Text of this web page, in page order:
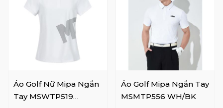
Áo Golf Nữ Mipa Ngắn
Tay MSWTP519
Áo Golf Mipa Ngắn Tay
MSMTP556 WH/BK